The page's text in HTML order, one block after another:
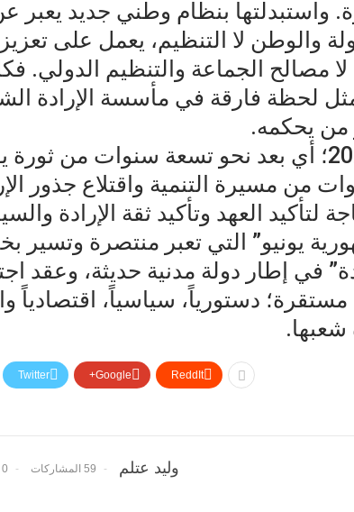
واستبدلتها بنظام وطني جديد يعبر
والوطن لا التنظيم، يعمل على
لا مصالح الجماعة والتنظيم الدولي.
الذي مثل لحظة فارقة في مأسسة الإرادة
من يحكمه.
الآن وفي يونيو 2022؛ أي بعد نحو تسعة سنوات من
سنوات من مسيرة التنمية واقتلاع جذور
لتأكيد العهد وتأكيد ثقة الإرادة
يونيو” التي تعبر منتصرة وتسير
في إطار دولة مدنية حديثة، وعقد
دستورياً، سياسياً، اقتصادياً
شعبها.
Twitter Google+ ReddIt
وليد عتلم 59 المشاركات 0 تعليقات